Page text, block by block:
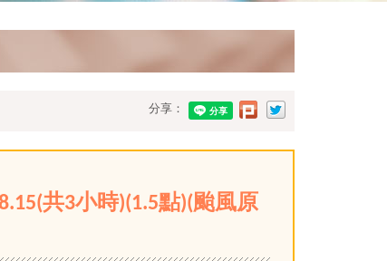
分享：
共3小時)(1.5點)(颱風原